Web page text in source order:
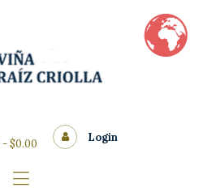
-$0.00 Login